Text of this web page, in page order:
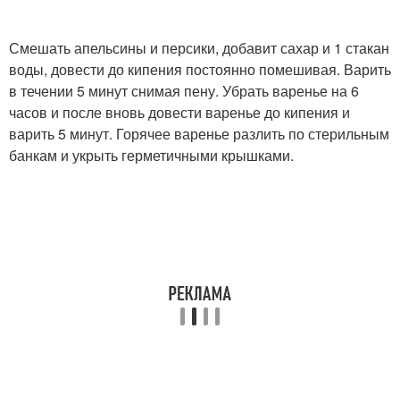
Смешать апельсины и персики, добавит сахар и 1 стакан
воды, довести до кипения постоянно помешивая. Варить
в течении 5 минут снимая пену. Убрать варенье на 6
часов и после вновь довести варенье до кипения и
варить 5 минут. Горячее варенье разлить по стерильным
банкам и укрыть герметичными крышками.